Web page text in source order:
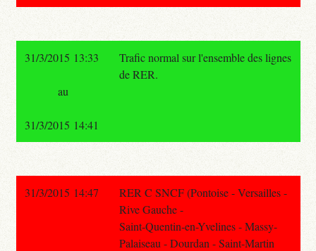
31/3/2015 13:33
Trafic normal sur l'ensemble des lignes
de RER.
au
31/3/2015 14:41
31/3/2015 14:47
RER C SNCF (Pontoise - Versailles -
Rive Gauche -
Saint-Quentin-en-Yvelines - Massy-
Palaiseau - Dourdan - Saint-Martin